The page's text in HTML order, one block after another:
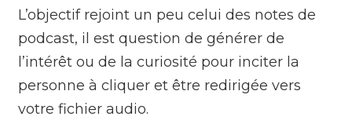
L’objectif rejoint un peu celui des notes de
podcast, il est question de générer de
l’intérêt ou de la curiosité pour inciter la
personne à cliquer et être redirigée vers
votre fichier audio.